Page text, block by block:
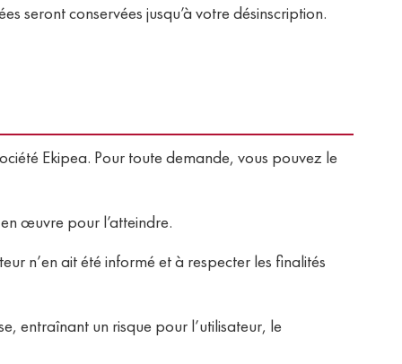
seront conservées jusqu’à votre désinscription.
Ekipea. Pour toute demande, vous pouvez le
œuvre pour l’atteindre.
n’en ait été informé et à respecter les finalités
entraînant un risque pour l’utilisateur, le